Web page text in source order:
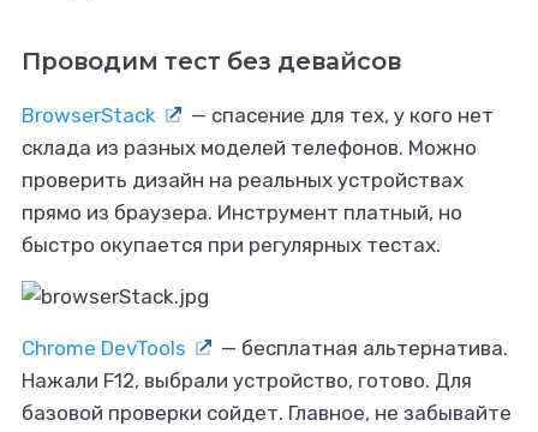
Проводим тест без девайсов
BrowserStack
— спасение для тех, у кого нет
склада из разных моделей телефонов. Можно
проверить дизайн на реальных устройствах
прямо из браузера. Инструмент платный, но
быстро окупается при регулярных тестах.
Chrome DevTools
— бесплатная альтернатива.
Нажали F12, выбрали устройство, готово. Для
базовой проверки сойдет. Главное, не забывайте